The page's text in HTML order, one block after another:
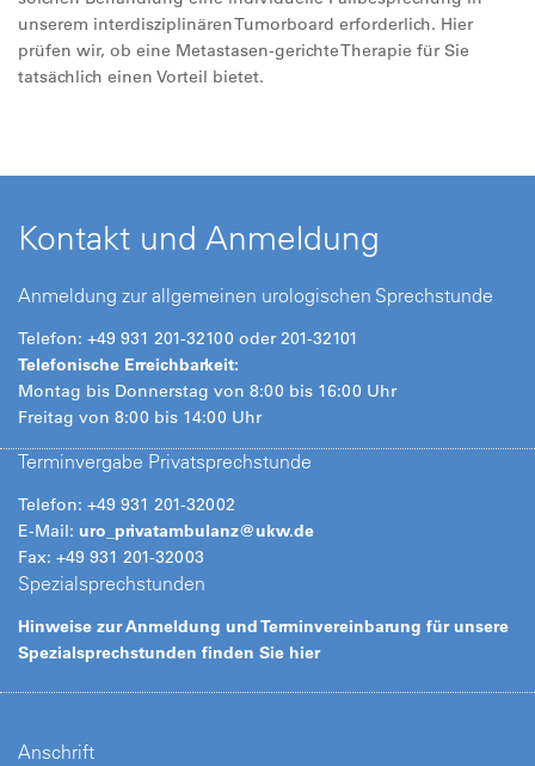
unserem interdisziplinären Tumorboard erforderlich. Hier
prüfen wir, ob eine Metastasen-gerichte Therapie für Sie
tatsächlich einen Vorteil bietet.
Kontakt und Anmeldung
Anmeldung zur allgemeinen urologischen Sprechstunde
Telefon: +49 931 201-32100 oder 201-32101
Telefonische Erreichbarkeit:
Montag bis Donnerstag von 8:00 bis 16:00 Uhr
Freitag von 8:00 bis 14:00 Uhr
Terminvergabe Privatsprechstunde
Telefon: +49 931 201-32002
E-Mail: uro_privatambulanz@ukw.de
Fax: +49 931 201-32003
Spezialsprechstunden
Hinweise zur Anmeldung und Terminvereinbarung für unsere
Spezialsprechstunden finden Sie hier
Anschrift